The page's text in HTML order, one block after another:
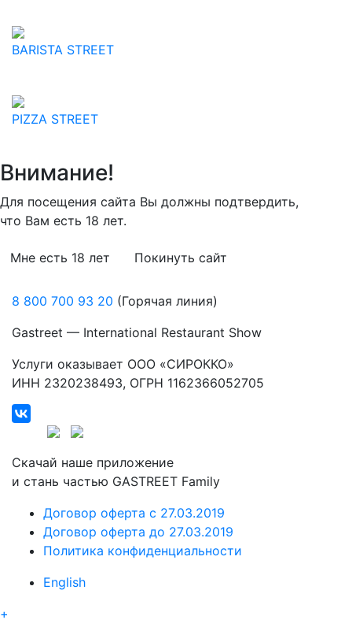
BARISTA STREET
PIZZA STREET
Внимание!
Для посещения сайта Вы должны подтвердить,
что Вам есть 18 лет.
Мне есть 18 лет Покинуть сайт
8 800 700 93 20 (Горячая линия)
Gastreet — International Restaurant Show
Услуги оказывает ООО «СИРОККО»
ИНН 2320238493, ОГРН 1162366052705
Скачай наше приложение
и стань частью GASTREET Family
Договор оферта c 27.03.2019
Договор оферта до 27.03.2019
Политика конфиденциальности
English
+